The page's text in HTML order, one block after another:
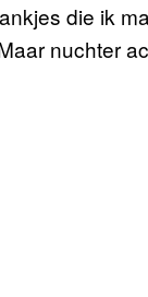
die ik
nuchter